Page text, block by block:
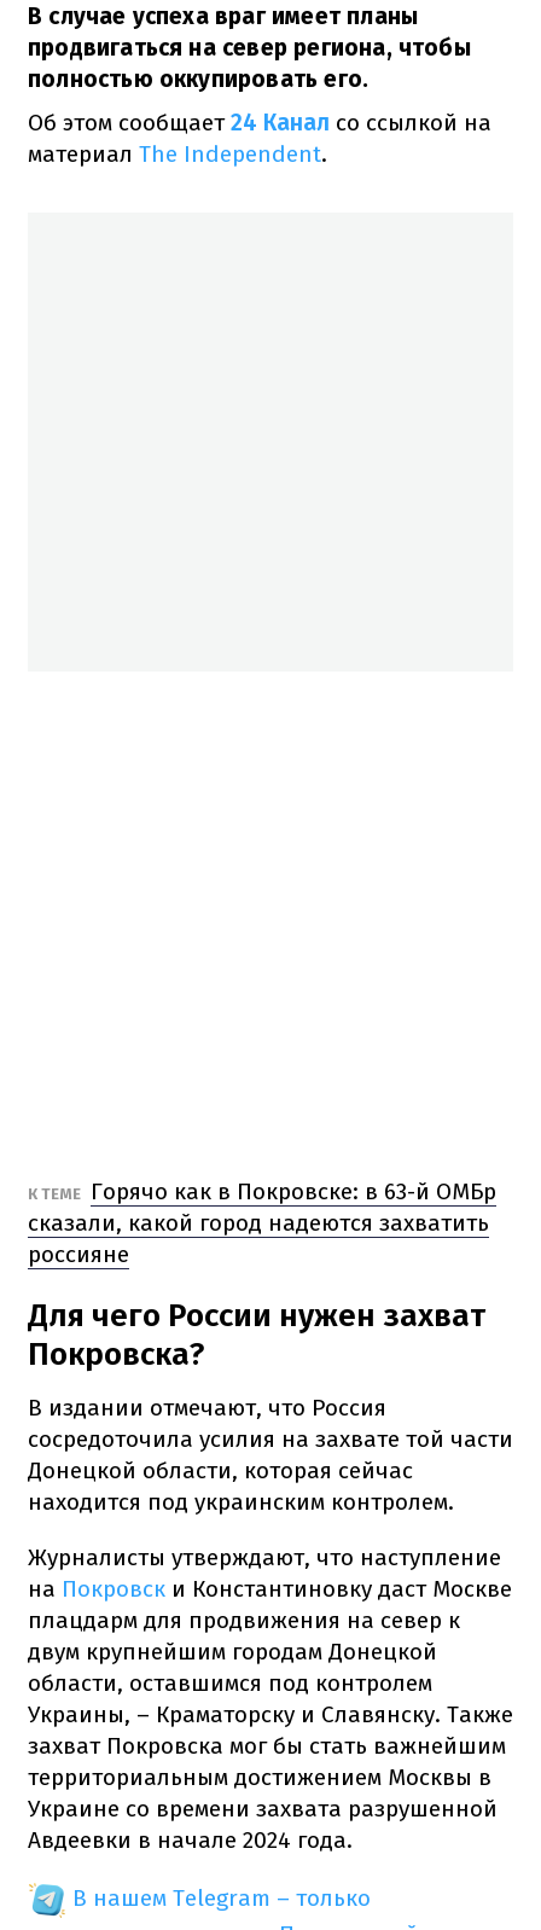
В случае успеха враг имеет планы
продвигаться на север региона, чтобы
полностью оккупировать его.
Об этом сообщает24 Канал со ссылкой на
материал The Independent.
К ТЕМЕ
Горячо как в Покровске: в 63-й ОМБр
сказали, какой город надеются захватить
россияне
Для чего России нужен захват
Покровска?
В издании отмечают, что Россия
сосредоточила усилия на захвате той части
Донецкой области, которая сейчас
находится под украинским контролем.
Журналисты утверждают, что наступление
на Покровск и Константиновку даст Москве
плацдарм для продвижения на север к
двум крупнейшим городам Донецкой
области, оставшимся под контролем
Украины, – Краматорску и Славянску. Также
захват Покровска мог бы стать важнейшим
территориальным достижением Москвы в
Украине со времени захвата разрушенной
Авдеевки в начале 2024 года.
В нашем Telegram – только